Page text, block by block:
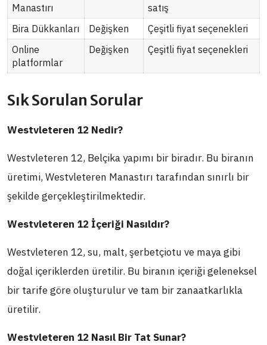
Manastırı
satış
Bira Dükkanları
Değişken
Çeşitli fiyat seçenekleri
Online
platformlar
Değişken Çeşitli fiyat seçenekleri
Sık Sorulan Sorular
Westvleteren 12 Nedir?
Westvleteren 12, Belçika yapımı bir biradır. Bu biranın
üretimi, Westvleteren Manastırı tarafından sınırlı bir
şekilde gerçekleştirilmektedir.
Westvleteren 12 İçeriği Nasıldır?
Westvleteren 12, su, malt, şerbetçiotu ve maya gibi
doğal içeriklerden üretilir. Bu biranın içeriği geleneksel
bir tarife göre oluşturulur ve tam bir zanaatkarlıkla
üretilir.
Westvleteren 12 Nasıl Bir Tat Sunar?